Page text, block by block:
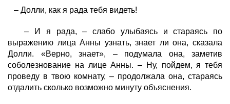
– Долли, как я рада тебя видеть!
– И я рада, – слабо улыбаясь и стараясь по
выражению лица Анны узнать, знает ли она, сказала
Долли. «Верно, знает», – подумала она, заметив
соболезнование на лице Анны. – Ну, пойдем, я тебя
проведу в твою комнату, – продолжала она, стараясь
отдалить сколько возможно минуту объяснения.